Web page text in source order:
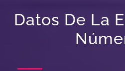
Datos De La